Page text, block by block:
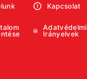
Kapcsolat
Adatvédelmi
Irányelvek